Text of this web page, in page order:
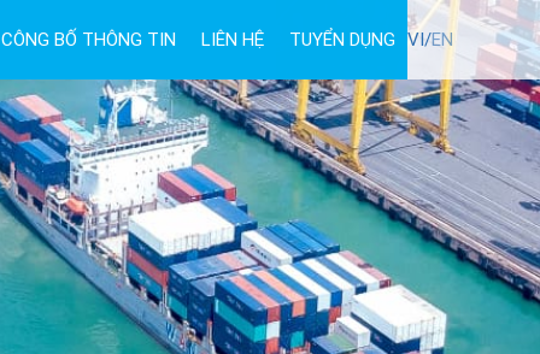
CÔNG BỐ THÔNG TIN LIÊN HỆ TUYỂN DỤNG VI/EN